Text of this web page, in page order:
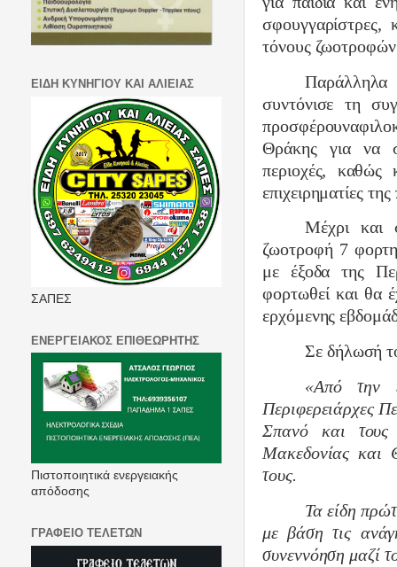
σφουγγαρίστρες,
τόνους ζωοτροφών
Παράλληλα
συντόνισε τη
Θράκης για να
περιοχές, καθώς
επιχειρηματίες
Μέχρι και
ζωοτροφή 7
με έξοδα της
φορτωθεί και θα
ερχόμενης
Σε δήλωσή
«Από την
Περιφερειάρχες
Σπανό και τους
Μακεδονίας και
τους.
Τα είδη
με βάση τις
συνεννόηση μαζί
ΕΙΔΗ ΚΥΝΗΓΙΟΥ ΚΑΙ ΑΛΙΕΙΑΣ
ΣΑΠΕΣ
ΕΝΕΡΓΕΙΑΚΟΣ ΕΠΙΘΕΩΡΗΤΗΣ
Πιστοποιητικά ενεργειακής
απόδοσης
ΓΡΑΦΕΙΟ ΤΕΛΕΤΩΝ